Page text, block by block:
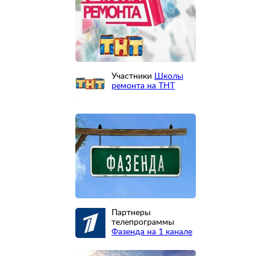
Участники
Школы
ремонта на ТНТ
Партнеры
телепрограммы
Фазенда на 1 канале